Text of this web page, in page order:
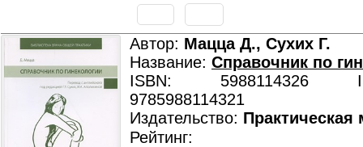
Автор: Мацца Д., Сухих Г.
Название: Справочник по
ISBN: 5988114326
9785988114321
Издательство: Практическая
Рейтинг: